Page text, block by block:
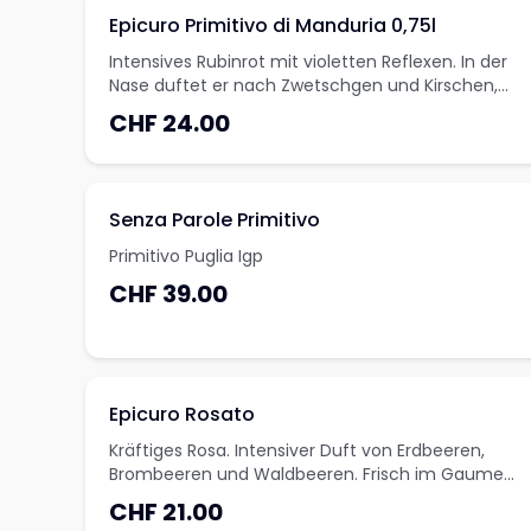
Epicuro Primitivo di Manduria 0,75l
Intensives Rubinrot mit violetten Reflexen. In der
Nase duftet er nach Zwetschgen und Kirschen,
dazu ein Hauch Vanille. Im Gaumen fruchtig, mit
weichen, gut eingebetteten Tanninen.
CHF 24.00
Senza Parole Primitivo
Primitivo Puglia Igp
CHF 39.00
Epicuro Rosato
Kräftiges Rosa. Intensiver Duft von Erdbeeren,
Brombeeren und Waldbeeren. Frisch im Gaumen,
mit saftiger Säure und lang anhaltend im Abgang
CHF 21.00